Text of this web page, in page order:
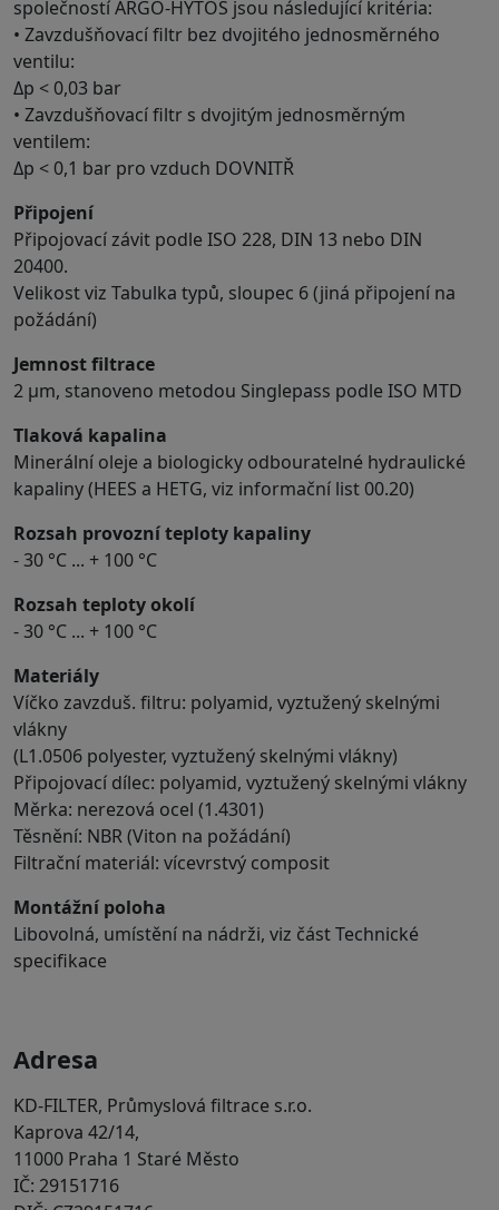
společností ARGO-HYTOS jsou následující kritéria:
• Zavzdušňovací filtr bez dvojitého jednosměrného
ventilu:
Δp < 0,03 bar
• Zavzdušňovací filtr s dvojitým jednosměrným
ventilem:
Δp < 0,1 bar pro vzduch DOVNITŘ
Připojení
Připojovací závit podle ISO 228, DIN 13 nebo DIN
20400.
Velikost viz Tabulka typů, sloupec 6 (jiná připojení na
požádání)
Jemnost filtrace
2 μm, stanoveno metodou Singlepass podle ISO MTD
Tlaková kapalina
Minerální oleje a biologicky odbouratelné hydraulické
kapaliny (HEES a HETG, viz informační list 00.20)
Rozsah provozní teploty kapaliny
- 30 °C ... + 100 °C
Rozsah teploty okolí
- 30 °C ... + 100 °C
Materiály
Víčko zavzduš. filtru: polyamid, vyztužený skelnými
vlákny
(L1.0506 polyester, vyztužený skelnými vlákny)
Připojovací dílec: polyamid, vyztužený skelnými vlákny
Měrka: nerezová ocel (1.4301)
Těsnění: NBR (Viton na požádání)
Filtrační materiál: vícevrstvý composit
Montážní poloha
Libovolná, umístění na nádrži, viz část Technické
specifikace
Adresa
KD-FILTER, Průmyslová filtrace s.r.o.
Kaprova 42/14,
11000 Praha 1 Staré Město
IČ: 29151716